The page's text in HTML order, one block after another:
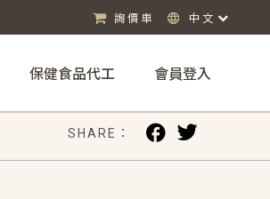
詢價車 中文
保健食品代工 會員登入
SHARE：